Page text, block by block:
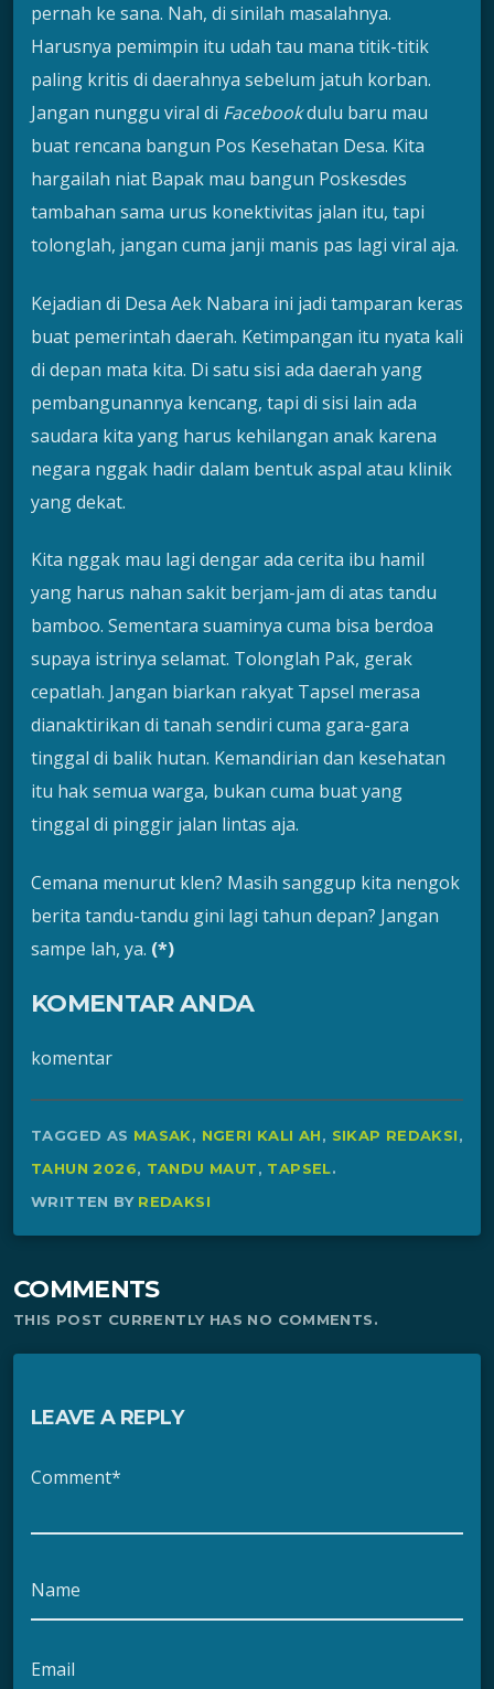
pernah ke sana. Nah, di sinilah masalahnya.
Harusnya pemimpin itu udah tau mana titik-titik
paling kritis di daerahnya sebelum jatuh korban.
Jangan nunggu viral di Facebookdulu baru mau
buat rencana bangun Pos Kesehatan Desa. Kita
hargailah niat Bapak mau bangun Poskesdes
tambahan sama urus konektivitas jalan itu, tapi
tolonglah, jangan cuma janji manis pas lagi viral aja.
Kejadian di Desa Aek Nabara ini jadi tamparan keras
buat pemerintah daerah. Ketimpangan itu nyata kali
di depan mata kita. Di satu sisi ada daerah yang
pembangunannya kencang, tapi di sisi lain ada
saudara kita yang harus kehilangan anak karena
negara nggak hadir dalam bentuk aspal atau klinik
yang dekat.
Kita nggak mau lagi dengar ada cerita ibu hamil
yang harus nahan sakit berjam-jam di atas tandu
bamboo. Sementara suaminya cuma bisa berdoa
supaya istrinya selamat. Tolonglah Pak, gerak
cepatlah. Jangan biarkan rakyat Tapsel merasa
dianaktirikan di tanah sendiri cuma gara-gara
tinggal di balik hutan. Kemandirian dan kesehatan
itu hak semua warga, bukan cuma buat yang
tinggal di pinggir jalan lintas aja.
Cemana menurut klen? Masih sanggup kita nengok
berita tandu-tandu gini lagi tahun depan? Jangan
sampe lah, ya. (*)
KOMENTAR ANDA
komentar
TAGGED AS MASAK, NGERI KALI AH, SIKAP REDAKSI,
TAHUN 2026, TANDU MAUT, TAPSEL.
WRITTEN BY REDAKSI
COMMENTS
THIS POST CURRENTLY HAS NO COMMENTS.
LEAVE A REPLY
Comment*
Name
Email